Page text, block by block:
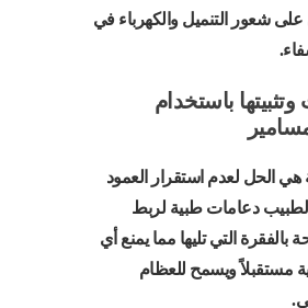
على شعور التنميل والكهرباء في
باستخدام
هي الحل لعدم استقرار العمود
دعامات طبية لربط
بالفقرة التي تليها مما يمنع أي
مستقبلاً ويسمح للعظام